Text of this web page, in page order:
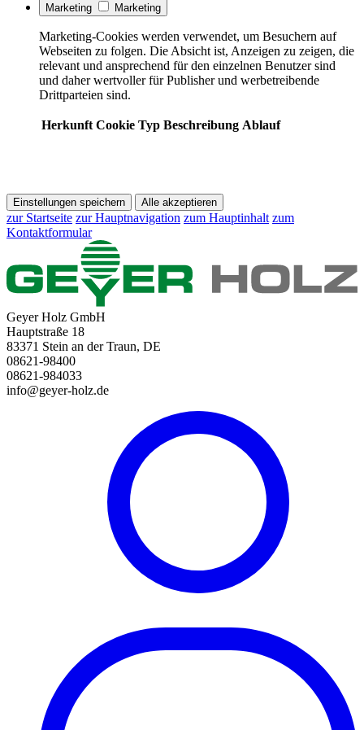
Marketing Marketing
Marketing-Cookies werden verwendet, um Besuchern auf
Webseiten zu folgen. Die Absicht ist, Anzeigen zu zeigen, die
relevant und ansprechend für den einzelnen Benutzer sind
und daher wertvoller für Publisher und werbetreibende
Drittparteien sind.
Herkunft Cookie Typ Beschreibung Ablauf
Einstellungen speichern Alle akzeptieren
zur Startseite zur Hauptnavigation zum Hauptinhalt zum
Kontaktformular
Geyer Holz GmbH
Hauptstraße 18
83371 Stein an der Traun, DE
08621-98400
08621-984033
info@geyer-holz.de